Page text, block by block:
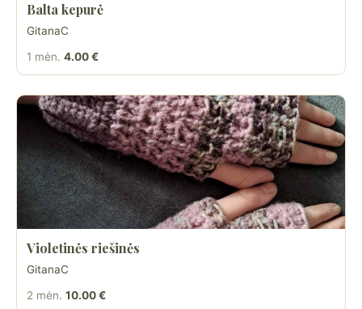
Balta kepurė
GitanaC
1 mėn. 4.00 €
Violetinės riešinės
GitanaC
2 mėn. 10.00 €